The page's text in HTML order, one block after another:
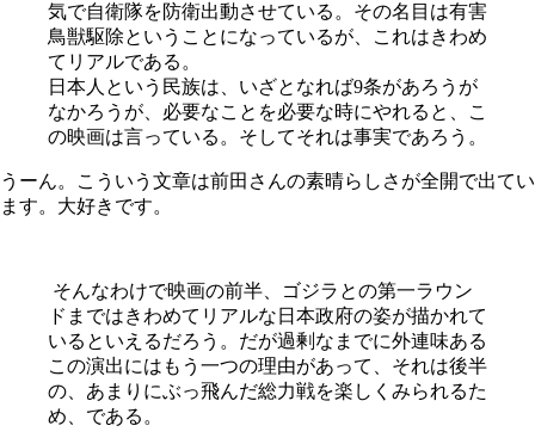
気で自衛隊を防衛出動させている。その名目は有害
鳥獣駆除ということになっているが、これはきわめ
てリアルである。
日本人という民族は、いざとなれば9条があろうが
なかろうが、必要なことを必要な時にやれると、こ
の映画は言っている。そしてそれは事実であろう。
うーん。こういう文章は前田さんの素晴らしさが全開で出てい
ます。大好きです。
そんなわけで映画の前半、ゴジラとの第一ラウン
ドまではきわめてリアルな日本政府の姿が描かれて
いるといえるだろう。だが過剰なまでに外連味ある
この演出にはもう一つの理由があって、それは後半
の、あまりにぶっ飛んだ総力戦を楽しくみられるた
め、である。